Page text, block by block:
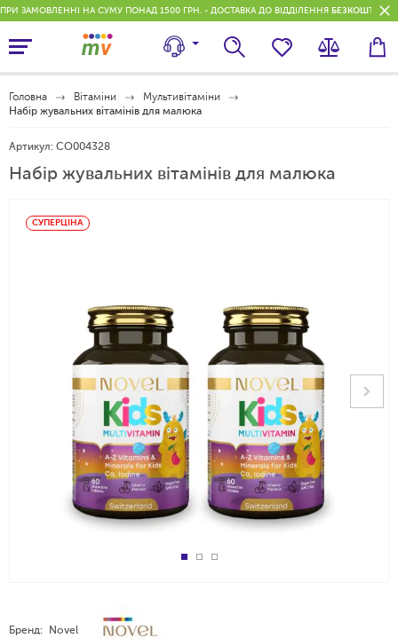
ПРИ ЗАМОВЛЕННІ НА СУМУ ПОНАД 1500 ГРН. - ДОСТАВКА ДО ВІДДІЛЕННЯ
Головна Вітаміни
Мультивітаміни
Набір жувальних вітамінів для малюка
Артикул: CO004328
Набір жувальних вітамінів для малюка
СУПЕРЦІНА
Бренд: Novel